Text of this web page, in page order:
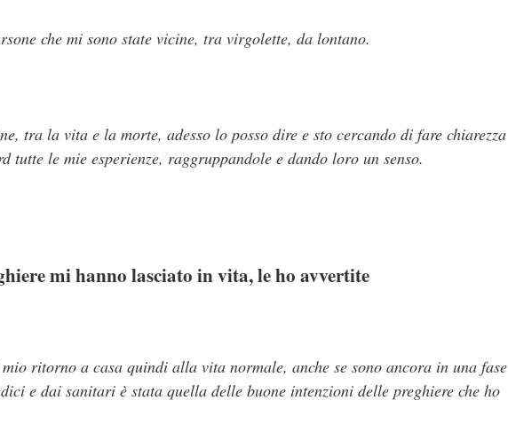
che mi sono state vicine, tra virgolette, da lontano.
tra la vita e la morte, adesso lo posso dire e sto cercando di fare chiarezza
tutte le mie esperienze, raggruppandole e dando loro un senso.
mi hanno lasciato in vita, le ho avvertite
ritorno a casa quindi alla vita normale, anche se sono ancora in una fase
e dai sanitari è stata quella delle buone intenzioni delle preghiere che ho